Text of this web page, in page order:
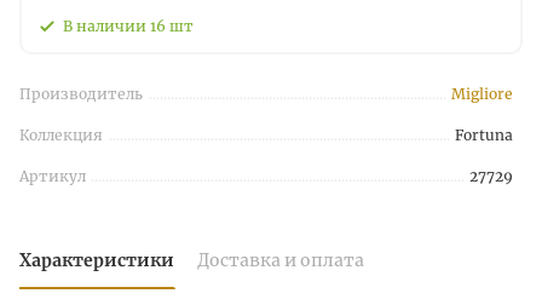
В наличии 16 шт
Производитель Migliore
Коллекция Fortuna
Артикул 27729
Характеристики Доставка и оплата